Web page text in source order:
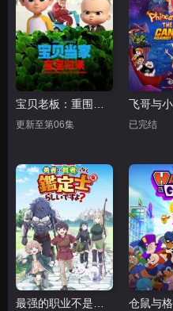
更新至第06集 已完结
仓鼠与